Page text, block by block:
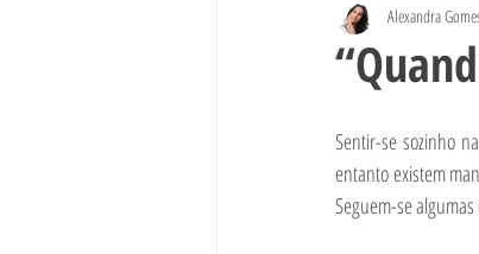
Terapia da Fala
Alexandra
Sentir-se sozinho
entanto existem
Seguem-se